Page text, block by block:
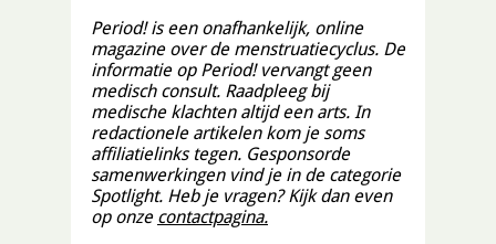
Period! is een onafhankelijk, online
magazine over de menstruatiecyclus. De
informatie op Period! vervangt geen
medisch consult. Raadpleeg bij
medische klachten altijd een arts. In
redactionele artikelen kom je soms
affiliatielinks tegen. Gesponsorde
samenwerkingen vind je in de categorie
Spotlight. Heb je vragen? Kijk dan even
op onze contactpagina.